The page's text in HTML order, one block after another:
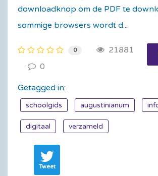
downloadknop om de PDF te
sommige browsers wordt d...
0
21881
0
Getagged in:
schoolgids augustinianum
digitaal verzameld
Tweet